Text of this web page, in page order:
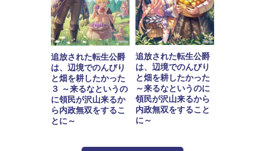
追放された転生公爵
は、辺境でのんびり
と畑を耕したかった
３ ～来るなというの
に領民が沢山来るか
ら内政無双をするこ
とに～
追放された転生公爵
は、辺境でのんびり
と畑を耕したかった
～来るなというのに
領民が沢山来るから
内政無双をすること
に～